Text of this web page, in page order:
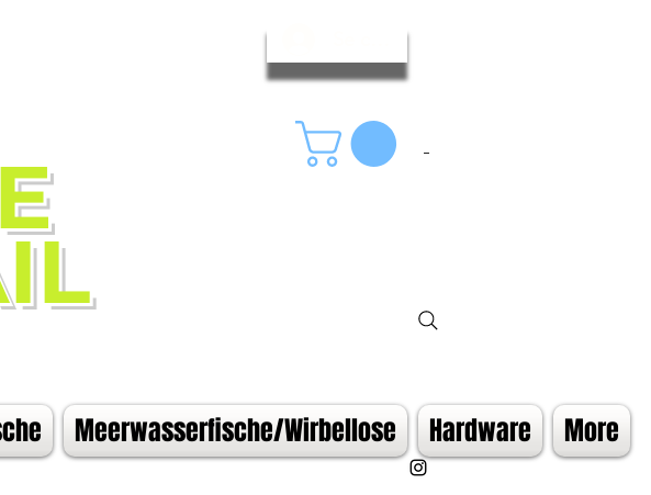
Se connecter
Meerwasserfische/Wirbellose Hardware More